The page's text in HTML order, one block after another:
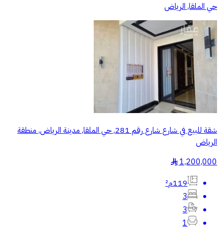
حي الملقا, الرياض
شقة للبيع في شارع شارع رقم 281, حي الملقا, مدينة الرياض, منطقة
الرياض
1,200,000
§
119م²
3
3
1